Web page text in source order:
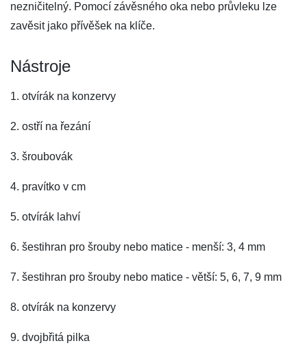
nezničitelný. Pomocí závěsného oka nebo průvleku lze
zavěsit jako přívěšek na klíče.
Nástroje
1. otvírák na konzervy
2. ostří na řezání
3. šroubovák
4. pravítko v cm
5. otvírák lahví
6. šestihran pro šrouby nebo matice - menší: 3, 4 mm
7. šestihran pro šrouby nebo matice - větší: 5, 6, 7, 9 mm
8. otvírák na konzervy
9. dvojbřitá pilka